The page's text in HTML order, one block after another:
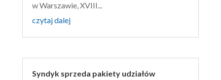
w Warszawie, XVIII...
czytaj dalej
Syndyk sprzeda pakiety udziałów